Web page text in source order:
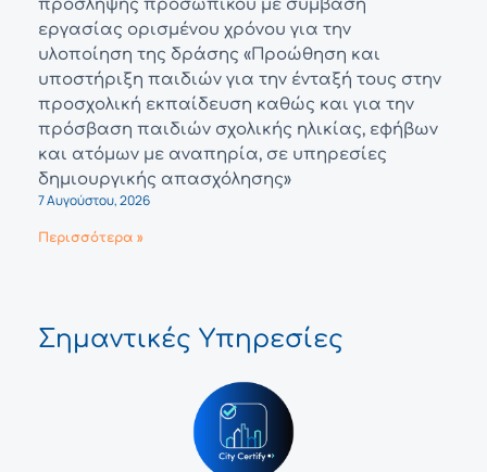
πρόσληψης προσωπικού με σύμβαση
εργασίας ορισμένου χρόνου για την
υλοποίηση της δράσης «Προώθηση και
υποστήριξη παιδιών για την ένταξή τους στην
προσχολική εκπαίδευση καθώς και για την
πρόσβαση παιδιών σχολικής ηλικίας, εφήβων
και ατόμων με αναπηρία, σε υπηρεσίες
δημιουργικής απασχόλησης»
7 Αυγούστου, 2026
Περισσότερα »
Σημαντικές Υπηρεσίες